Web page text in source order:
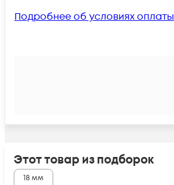
Подробнее об условиях оплаты
Этот товар из подборок
18 мм